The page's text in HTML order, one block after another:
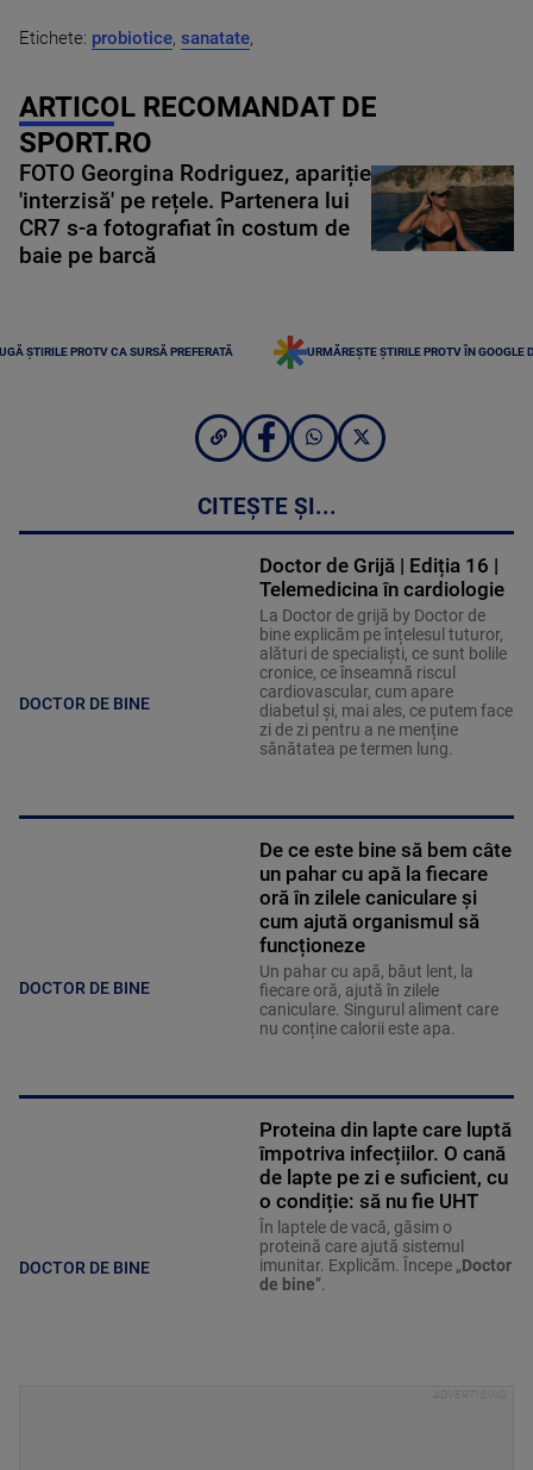
Etichete: probiotice, sanatate,
ARTICOL RECOMANDAT DE
SPORT.RO
FOTO Georgina Rodriguez, apariție
'interzisă' pe rețele. Partenera lui
CR7 s-a fotografiat în costum de
baie pe barcă
ȘTIRILE PROTV CA SURSĂ PREFERATĂ URMĂREȘTE ȘTIRILE PROTV ÎN GOOGLE
CITEȘTE ȘI...
DOCTOR DE BINE
Doctor de Grijă | Ediția 16 |
Telemedicina în cardiologie
La Doctor de grijă by Doctor de
bine explicăm pe înțelesul tuturor,
alături de specialiști, ce sunt bolile
cronice, ce înseamnă riscul
cardiovascular, cum apare
diabetul și, mai ales, ce putem face
zi de zi pentru a ne menține
sănătatea pe termen lung.
DOCTOR DE BINE
De ce este bine să bem câte
un pahar cu apă la fiecare
oră în zilele caniculare și
cum ajută organismul să
funcționeze
Un pahar cu apă, băut lent, la
fiecare oră, ajută în zilele
caniculare. Singurul aliment care
nu conține calorii este apa.
DOCTOR DE BINE
Proteina din lapte care luptă
împotriva infecțiilor. O cană
de lapte pe zi e suficient, cu
o condiție: să nu fie UHT
În laptele de vacă, găsim o
proteină care ajută sistemul
imunitar. Explicăm. Începe „Doctor
de bine”.